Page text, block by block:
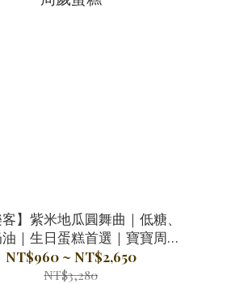
客】紫米地瓜圓舞曲｜低糖、
｜生日蛋糕首選｜寶寶周歲
蛋糕
NT$960 ~ NT$2,650
NT$3,280